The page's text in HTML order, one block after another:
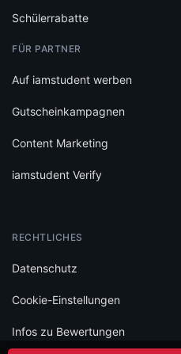
Schülerrabatte
FÜR PARTNER
Auf iamstudent werben
Gutscheinkampagnen
Content Marketing
iamstudent Verify
RECHTLICHES
Datenschutz
Cookie-Einstellungen
Infos zu Bewertungen